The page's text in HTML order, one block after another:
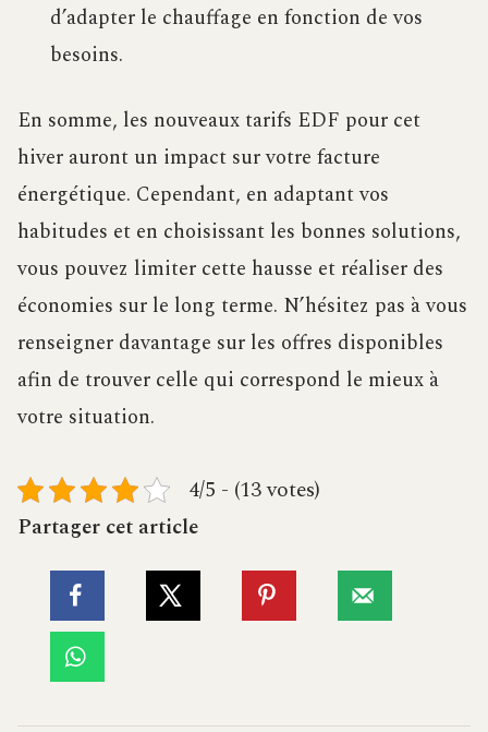
d’adapter le chauffage en fonction de vos
besoins.
En somme, les nouveaux tarifs EDF pour cet
hiver auront un impact sur votre facture
énergétique. Cependant, en adaptant vos
habitudes et en choisissant les bonnes solutions,
vous pouvez limiter cette hausse et réaliser des
économies sur le long terme. N’hésitez pas à vous
renseigner davantage sur les offres disponibles
afin de trouver celle qui correspond le mieux à
votre situation.
4/5 - (13 votes)
Partager cet article